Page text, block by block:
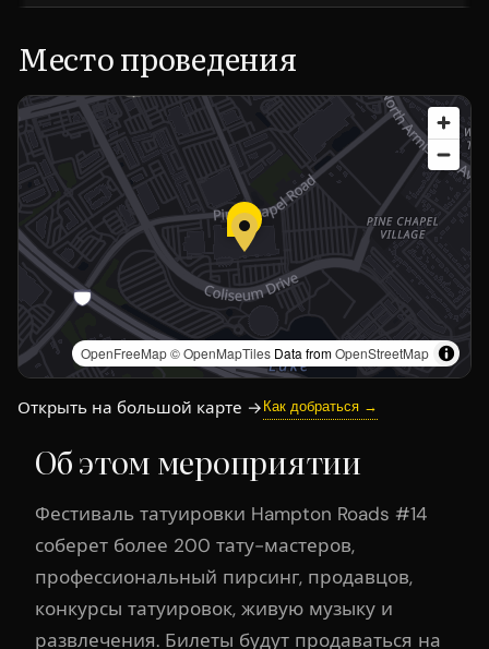
Место проведения
OpenFreeMap© OpenMapTiles Data fromOpenStreetMap
Открыть на большой карте → Как добраться →
Об этом мероприятии
Фестиваль татуировки Hampton Roads #14
соберет более 200 тату-мастеров,
профессиональный пирсинг, продавцов,
конкурсы татуировок, живую музыку и
развлечения. Билеты будут продаваться на